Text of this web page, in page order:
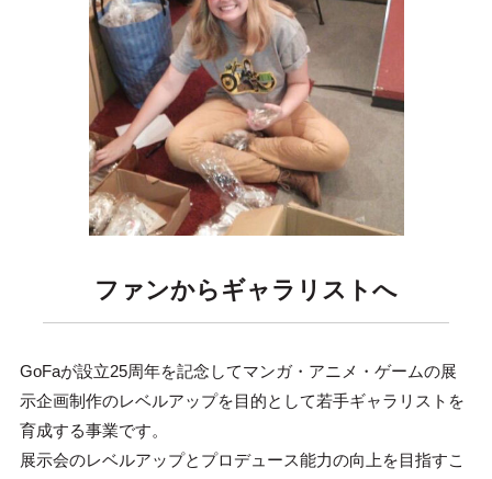
ファンからギャラリストへ
GoFaが設立25周年を記念してマンガ・アニメ・ゲームの展
示企画制作のレベルアップを目的として若手ギャラリストを
育成する事業です。
展示会のレベルアップとプロデュース能力の向上を目指すこ